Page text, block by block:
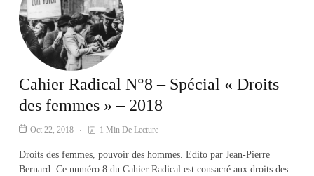
Cahier Radical N°8 – Spécial « Droits
des femmes » – 2018
Oct 22, 2018 1 Min De Lecture
Droits des femmes, pouvoir des hommes. Edito par Jean-Pierre
Bernard. Ce numéro 8 du Cahier Radical est consacré aux droits des